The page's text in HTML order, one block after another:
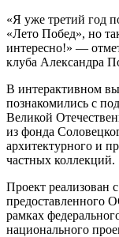
«Я уже третий год
«Лето Побед», но
интересно!» —
клуба Александра
В интерактивном
познакомились с
Великой
из фонда
архитектурного и
частных коллекций.
Проект реализован
предоставленного
рамках
национального